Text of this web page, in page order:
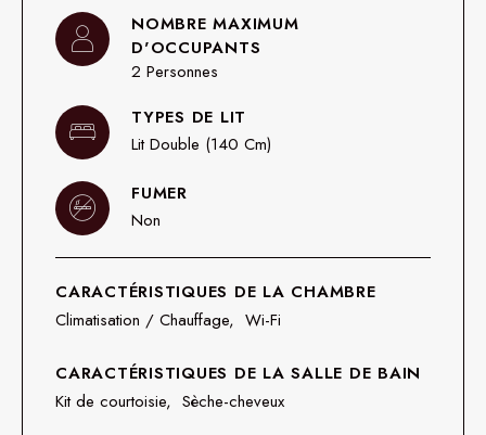
NOMBRE MAXIMUM
D'OCCUPANTS
2 Personnes
TYPES DE LIT
Lit Double (140 Cm)
FUMER
Non
CARACTÉRISTIQUES DE LA CHAMBRE
Climatisation / Chauffage
Wi-Fi
CARACTÉRISTIQUES DE LA SALLE DE BAIN
Kit de courtoisie
Sèche-cheveux